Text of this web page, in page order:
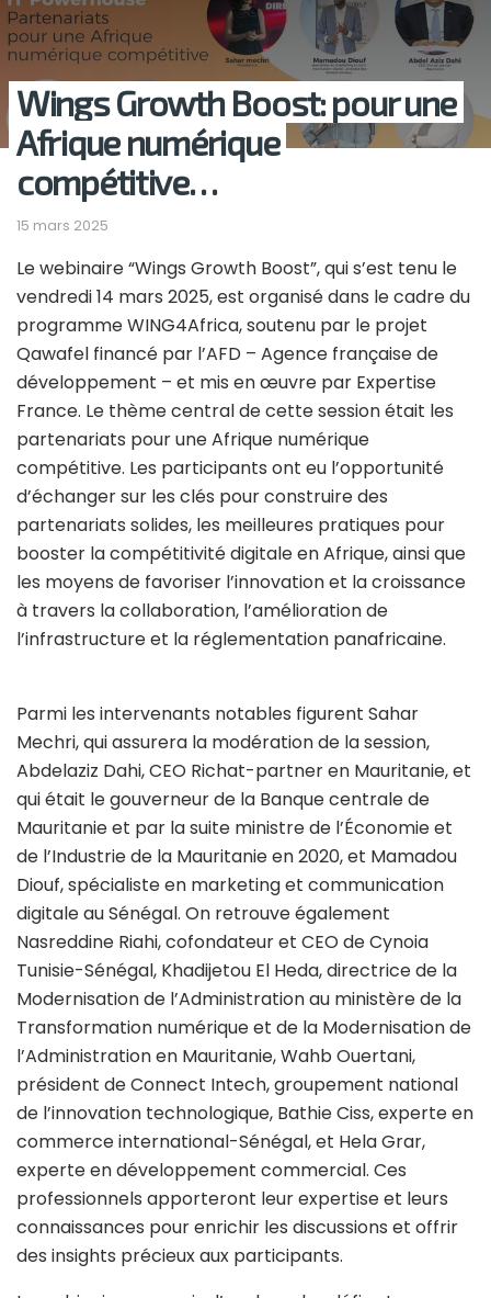
Wings Growth Boost: pour une
Afrique numérique
compétitive…
15 mars 2025
Le webinaire “Wings Growth Boost”, qui s’est tenu le
vendredi 14 mars 2025, est organisé dans le cadre du
programme WING4Africa, soutenu par le projet
Qawafel financé par l’AFD – Agence française de
développement – et mis en œuvre par Expertise
France. Le thème central de cette session était les
partenariats pour une Afrique numérique
compétitive. Les participants ont eu l’opportunité
d’échanger sur les clés pour construire des
partenariats solides, les meilleures pratiques pour
booster la compétitivité digitale en Afrique, ainsi que
les moyens de favoriser l’innovation et la croissance
à travers la collaboration, l’amélioration de
l’infrastructure et la réglementation panafricaine.
Parmi les intervenants notables figurent Sahar
Mechri, qui assurera la modération de la session,
Abdelaziz Dahi, CEO Richat-partner en Mauritanie, et
qui était le gouverneur de la Banque centrale de
Mauritanie et par la suite ministre de l’Économie et
de l’Industrie de la Mauritanie en 2020, et Mamadou
Diouf, spécialiste en marketing et communication
digitale au Sénégal. On retrouve également
Nasreddine Riahi, cofondateur et CEO de Cynoia
Tunisie-Sénégal, Khadijetou El Heda, directrice de la
Modernisation de l’Administration au ministère de la
Transformation numérique et de la Modernisation de
l’Administration en Mauritanie, Wahb Ouertani,
président de Connect Intech, groupement national
de l’innovation technologique, Bathie Ciss, experte en
commerce international-Sénégal, et Hela Grar,
experte en développement commercial. Ces
professionnels apporteront leur expertise et leurs
connaissances pour enrichir les discussions et offrir
des insights précieux aux participants.